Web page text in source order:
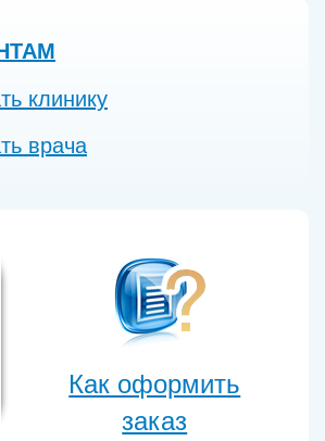
клинику
врача
Как оформить
заказ